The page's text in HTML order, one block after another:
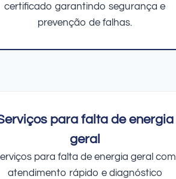
certificado garantindo segurança e
prevenção de falhas.
para falta de energia
geral
para falta de energia geral com
atendimento rápido e diagnóstico